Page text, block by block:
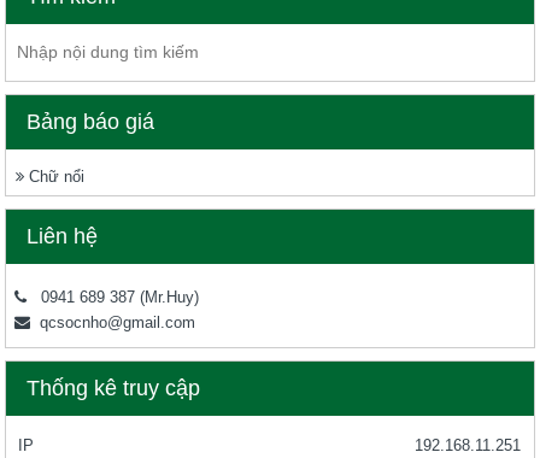
Bảng báo giá
Chữ nổi
Liên hệ
0941 689 387 (Mr.Huy)
qcsocnho@gmail.com
Thống kê truy cập
IP
192.168.11.251